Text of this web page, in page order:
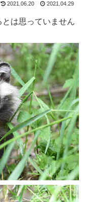
2021.06.20 2021.04.29
は思っていません